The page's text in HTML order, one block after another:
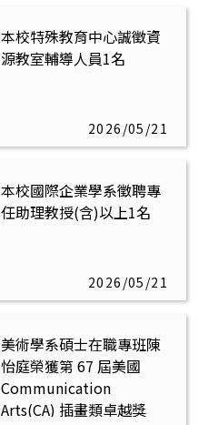
本校特殊教育中心誠徵資
源教室輔導人員1名
2026/05/21
本校國際企業學系徵聘專
任助理教授(含)以上1名
2026/05/21
美術學系碩士在職專班陳
怡庭榮獲第 67 屆美國
Communication
Arts(CA) 插畫類卓越獎